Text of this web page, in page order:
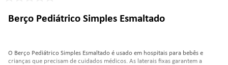
Berço Pediátrico Simples Esmaltado
O Berço Pediátrico Simples Esmaltado é usado em hospitais para bebês e
crianças que precisam de cuidados médicos. As laterais fixas garantem a